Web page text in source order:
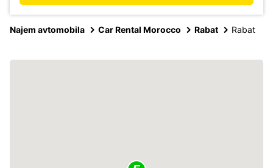
Najem avtomobila Car Rental Morocco Rabat Rabat